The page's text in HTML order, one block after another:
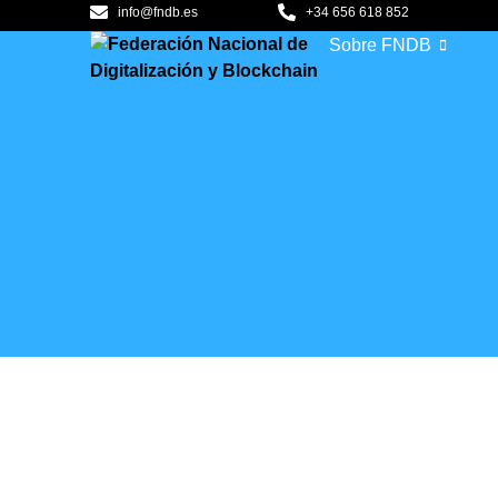
info@fndb.es +34 656 618 852
Sobre FNDB